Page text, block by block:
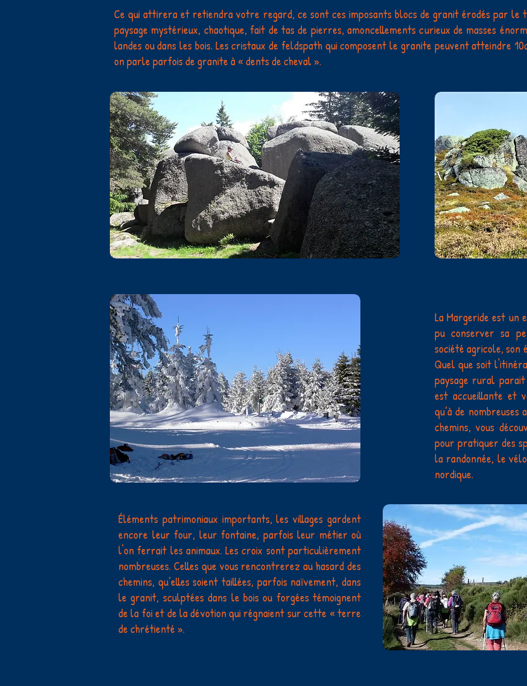
Ce qui attirera et retiendra votre regard, ce sont ces imposants blocs de granit érodés par le
paysage mystérieux, chaotique, fait de tas de pierres, amoncellements curieux de masses
landes ou dans les bois. Les cristaux de feldspath qui composent le granite peuvent atteindre
on parle parfois de granite à « dents de cheval ».
La Margeride est un
pu conserver sa
société agricole, son
Quel que soit
paysage rural parait
est accueillante et
qu’à de nombreuses
chemins, vous
pour pratiquer des
la randonnée, le
nordique.
Éléments patrimoniaux importants, les villages gardent
encore leur four, leur fontaine, parfois leur métier où
l'on ferrait les animaux. Les croix sont particulièrement
nombreuses. Celles que vous rencontrerez au hasard des
chemins, qu’elles soient taillées, parfois naïvement, dans
le granit, sculptées dans le bois ou forgées témoignent
de la foi et de la dévotion qui régnaient sur cette « terre
de chrétienté ».